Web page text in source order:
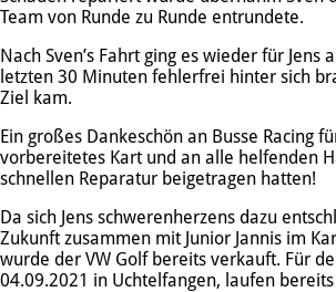
Team von Runde zu Runde entrundete.
Nach Sven’s Fahrt ging es wieder für Jens
letzten 30 Minuten fehlerfrei hinter sich
Ziel kam.
Ein großes Dankeschön an Busse Racing
vorbereitetes Kart und an alle helfenden
schnellen Reparatur beigetragen hatten!
Da sich Jens schwerenherzens dazu
Zukunft zusammen mit Junior Jannis im
wurde der VW Golf bereits verkauft. Für
04.09.2021 in Uchtelfangen, laufen